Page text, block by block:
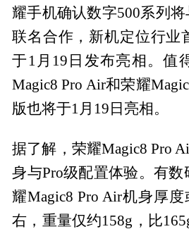
耀手机确认数字500系列
联名合作，新机定位行业
于1月19日发布亮相。值
Magic8 Pro Air和荣耀
版也将于1月19日亮相。
据了解，荣耀Magic8 Pro
身与Pro级配置体验。有
耀Magic8 Pro Air机身厚
右，重量仅约158g，比